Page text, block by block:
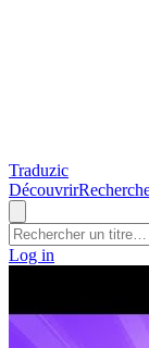
Traduzic
Découvrir
Log in